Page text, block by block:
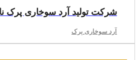
شرکت تولید آرد سوخاری پرک
آرد سوخاری پرک